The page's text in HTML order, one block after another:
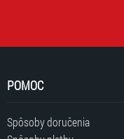
POMOC
Spôsoby doručenia